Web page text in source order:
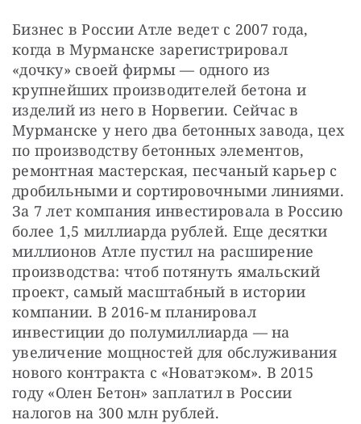
Бизнес в России Атле ведет с 2007 года,
когда в Мурманске зарегистрировал
«дочку» своей фирмы — одного из
крупнейших производителей бетона и
изделий из него в Норвегии. Сейчас в
Мурманске у него два бетонных завода, цех
по производству бетонных элементов,
ремонтная мастерская, песчаный карьер с
дробильными и сортировочными линиями.
За 7 лет компания инвестировала в Россию
более 1,5 миллиарда рублей. Еще десятки
миллионов Атле пустил на расширение
производства: чтоб потянуть ямальский
проект, самый масштабный в истории
компании. В 2016-м планировал
инвестиции до полумиллиарда — на
увеличение мощностей для обслуживания
нового контракта с «Новатэком». В 2015
году «Олен Бетон» заплатил в России
налогов на 300 млн рублей.